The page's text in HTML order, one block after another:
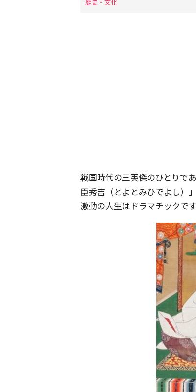
歴史・文化
戦国時代の三英傑のひとりで
臣秀吉（とよとみひでよし）
激動の人生はドラマチックです